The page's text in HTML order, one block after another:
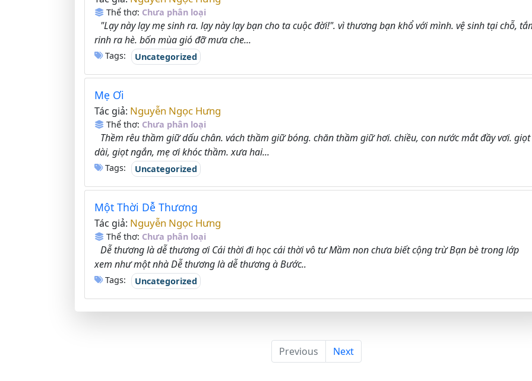
Thể thơ: Chưa phân loại
"Lạy này lạy mẹ sinh ra. lạy này lạy bạn cho ta cuộc đời!". vì thương bạn khổ với mình. vệ sinh tại chỗ,
rinh ra hè. bốn mùa gió đỡ mưa che...
Tags: Uncategorized
Mẹ Ơi
Tác giả: Nguyễn Ngọc Hưng
Thể thơ: Chưa phân loại
Thềm rêu thầm giữ dấu chân. vách thầm giữ bóng. chăn thầm giữ hơi. chiều, con nước mắt đầy vơi. giọt
dài, giọt ngắn, mẹ ơi khóc thầm. xưa hai...
Tags: Uncategorized
Một Thời Dễ Thương
Tác giả: Nguyễn Ngọc Hưng
Thể thơ: Chưa phân loại
Dễ thương là dễ thương ơi Cái thời đi học cái thời vô tư Mầm non chưa biết cộng trừ Bạn bè trong lớp
xem như một nhà Dễ thương là dễ thương à Bước..
Tags: Uncategorized
Previous Next